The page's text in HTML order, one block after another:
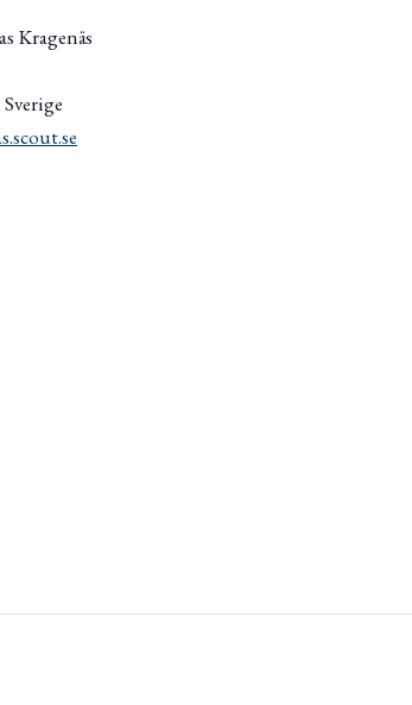
Kragenäs
Sverige